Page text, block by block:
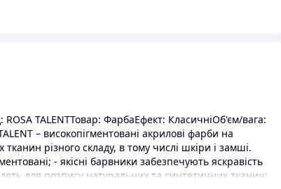
TALENTТовар: ФарбаЕфект: КласичніОб'єм/вага:
– високопігментовані акрилові фарби на
різного складу, в тому числі шкіри і замші.
- якісні барвники забезпечують яскравість
для розпису натуральних та синтетичних тканин;